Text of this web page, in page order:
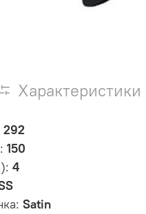
Характеристики
292
150
4
Satin